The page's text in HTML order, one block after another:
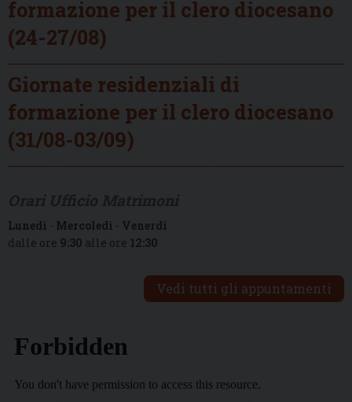
formazione per il clero diocesano
(24-27/08)
Giornate residenziali di
formazione per il clero diocesano
(31/08-03/09)
Lunedì - Mercoledì - Venerdì
dalle ore 9:30 alle ore 12:30
Vedi tutti gli appuntamenti